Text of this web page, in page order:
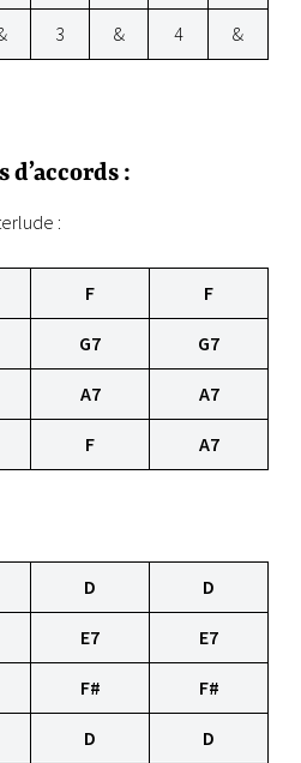
3 & 4 &
d’accords :
:
F F
G7 G7
A7 A7
F A7
D D
E7 E7
F# F#
D D